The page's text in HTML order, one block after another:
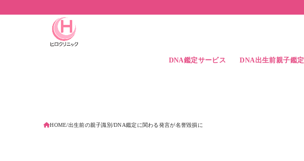
DNA鑑定サービス DNA出生前親子鑑定
HOME 出生前の親子識別 DNA鑑定に関わる発言が名誉毀損に